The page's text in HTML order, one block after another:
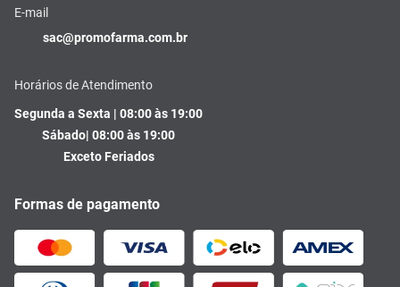
E-mail
sac@promofarma.com.br
Horários de Atendimento
Segunda a Sexta | 08:00 às 19:00
Sábado| 08:00 às 19:00
Exceto Feriados
Formas de pagamento